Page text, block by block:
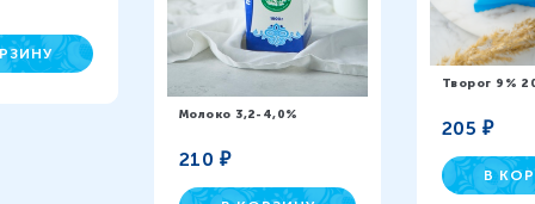
Молоко 3,2-4,0%
210 ₽
Творог 9%
205 ₽
В